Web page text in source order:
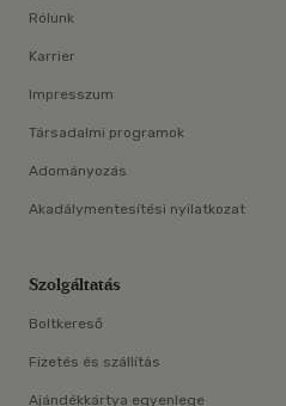
Rólunk
Karrier
Impresszum
Társadalmi programok
Adományozás
Akadálymentesítési nyilatkozat
Szolgáltatás
Boltkereső
Fizetés és szállítás
Ajándékkártya egyenlege